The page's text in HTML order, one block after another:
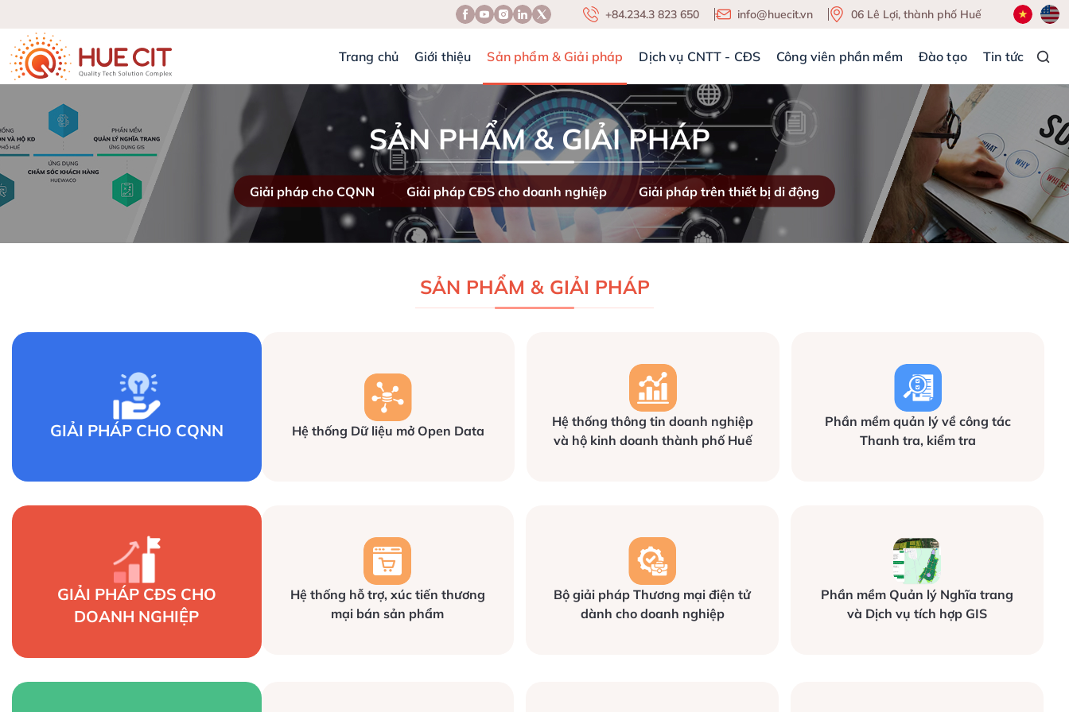
+84.234.3 823 650 info@huecit.vn 06 Lê Lợi, thành phố Huế
Trang chủ Giới thiệu Sản phẩm & Giải pháp Dịch vụ CNTT - CĐS Công viên phần mềm Đào tạo Tin tức
SẢN PHẨM & GIẢI PHÁP
Giải pháp cho CQNN Giải pháp CĐS cho doanh nghiệp Giải pháp trên thiết bị di động
SẢN PHẨM & GIẢI PHÁP
GIẢI PHÁP CHO CQNN
Giải pháp Trang TTĐT tích hợp
dịch vụ số
Hệ thống Dữ liệu mở Open Data
Hệ thống thông tin doanh nghiệp
và hộ kinh doanh thành phố Huế
Phần mềm quản lý về công tác
Thanh tra, kiểm tra
GIẢI PHÁP CĐS CHO
DOANH NGHIỆP
Hệ thống hỗ trợ, xúc tiến thương
mại bán sản phẩm
Bộ giải pháp Thương mại điện tử
dành cho doanh nghiệp
Phần mềm Quản lý Nghĩa trang
và Dịch vụ tích hợp GIS